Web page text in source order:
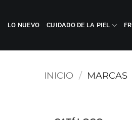
LO NUEVO CUIDADO DE LA PIEL
INICIO / MARCAS